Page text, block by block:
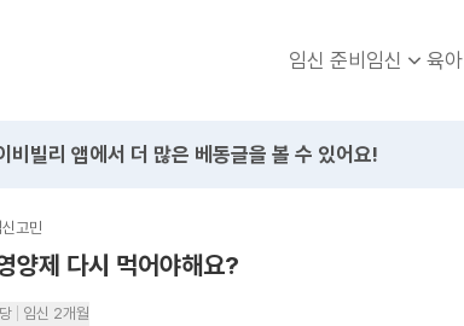
임신 준비임신 육아
비빌리 앱에서 더 많은 베동글을 볼 수 있어요!
신고민
양제 다시 먹어야해요?
임신 2개월